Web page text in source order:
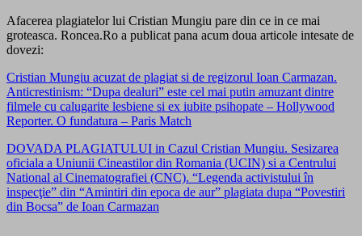
Afacerea plagiatelor lui Cristian Mungiu pare din ce in ce mai
groteasca. Roncea.Ro a publicat pana acum doua articole intesate de
dovezi:
Cristian Mungiu acuzat de plagiat si de regizorul Ioan Carmazan.
Anticrestinism: “Dupa dealuri” este cel mai putin amuzant dintre
filmele cu calugarite lesbiene si ex iubite psihopate – Hollywood
Reporter. O fundatura – Paris Match
DOVADA PLAGIATULUI in Cazul Cristian Mungiu. Sesizarea
oficiala a Uniunii Cineastilor din Romania (UCIN) si a Centrului
National al Cinematografiei (CNC). “Legenda activistului în
inspecţie” din “Amintiri din epoca de aur” plagiata dupa “Povestiri
din Bocsa” de Ioan Carmazan